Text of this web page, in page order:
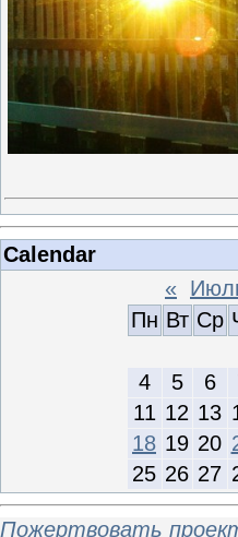
Calendar
«
Пн Вт Ср
4
5 6
11 12 13
18 19 20
25 26 27
Пожертвовать